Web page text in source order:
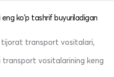
ko'p tashrif buyuriladigan
tijorat transport vositalari,
vositalarining keng